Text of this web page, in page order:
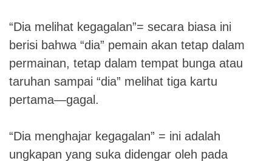
“Dia melihat kegagalan”= secara biasa ini
berisi bahwa “dia” pemain akan tetap dalam
permainan, tetap dalam tempat bunga atau
taruhan sampai “dia” melihat tiga kartu
pertama—gagal.
“Dia menghajar kegagalan” = ini adalah
ungkapan yang suka didengar oleh pada